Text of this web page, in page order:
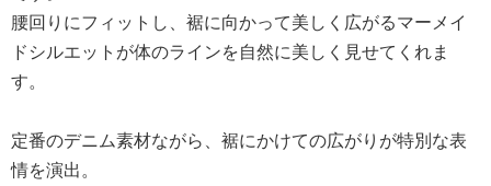
腰回りにフィットし、裾に向かって美しく広がるマーメイ
ドシルエットが体のラインを自然に美しく見せてくれま
す。
定番のデニム素材ながら、裾にかけての広がりが特別な表
情を演出。